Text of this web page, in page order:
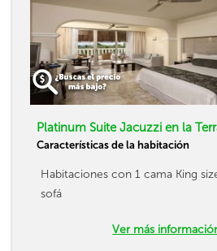
Platinum Suite Jacuzzi en la
Características de la habitación
Habitaciones con 1 cama King
sofá
Ver más